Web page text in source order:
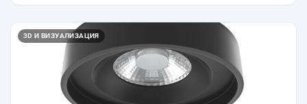
3D И ВИЗУАЛИЗАЦИЯ